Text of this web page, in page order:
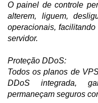
O painel de controle
alterem, liguem,
operacionais,
servidor.
Proteção DDoS:
Todos os planos de
DDoS integrada,
permaneçam seguros